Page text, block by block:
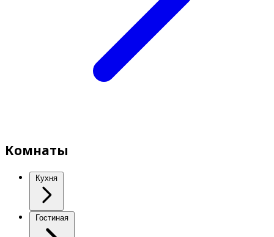
Комнаты
Кухня
Гостиная